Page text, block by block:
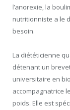
l’anorexie, la
nutritionniste a le
besoin.
La diététicienne
détenant un
universitaire en
accompagnatrice
poids. Elle est